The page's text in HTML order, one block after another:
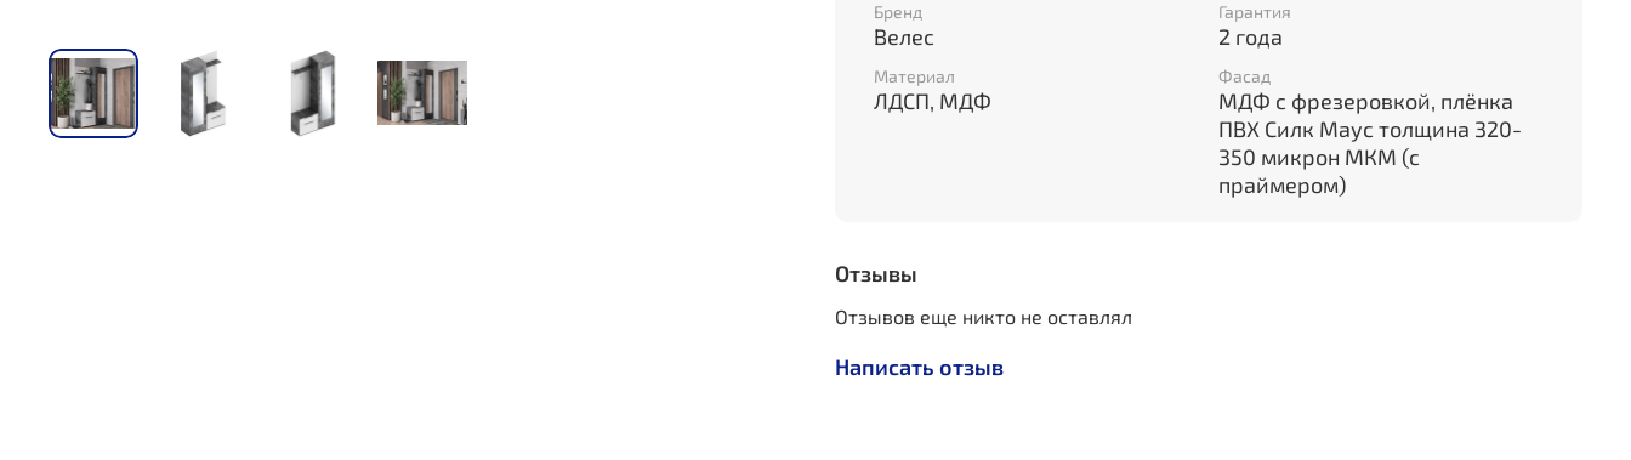
Размер 1150х400х2100
Расположение левое и правое.
Материалы:
Софт Айс (белый)
Бренд
Велес
Гарантия
2 года
Материал
ЛДСП, МДФ
Фасад
МДФ с фрезеровкой, плёнка
ПВХ Силк Маус толщина 320-
350 микрон МКМ (с
праймером)
Отзывы
Отзывов еще никто не оставлял
Написать отзыв